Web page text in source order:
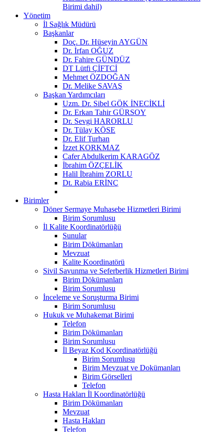
Birimi dahil)
Yönetim
İl Sağlık Müdürü
Başkanlar
Doç. Dr. Hüseyin AYGÜN
Dr. İrfan OĞUZ
Dr. Fahire GÜNDÜZ
DT Lütfi ÇİFTCİ
Mehmet ÖZDOĞAN
Dr. Melike SAVAŞ
Başkan Yardımcıları
Uzm. Dr. Sibel GÖK İNECİKLİ
Dr. Erkan Tahir GÜRSOY
Dr. Sevgi HARORLU
Dr. Tülay KÖSE
Dr. Elif Turhan
İzzet KORKMAZ
Cafer Abdulkerim KARAGÖZ
İbrahim ÖZÇELİK
Halil İbrahim ZORLU
Dt. Rabia ERİNÇ
Birimler
Döner Sermaye Muhasebe Hizmetleri Birimi
Birim Sorumlusu
İl Kalite Koordinatörlüğü
Sunular
Birim Dökümanları
Mevzuat
Kalite Koordinatörü
Sivil Savunma ve Seferberlik Hizmetleri Birimi
Birim Dökümanları
Birim Sorumlusu
İnceleme ve Soruşturma Birimi
Birim Sorumlusu
Hukuk ve Muhakemat Birimi
Telefon
Birim Dökümanları
Birim Sorumlusu
İl Beyaz Kod Koordinatörlüğü
Birim Sorumlusu
Birim Mevzuat ve Dokümanları
Birim Görselleri
Telefon
Hasta Hakları İl Koordinatörlüğü
Birim Dökümanları
Mevzuat
Hasta Hakları
Telefon